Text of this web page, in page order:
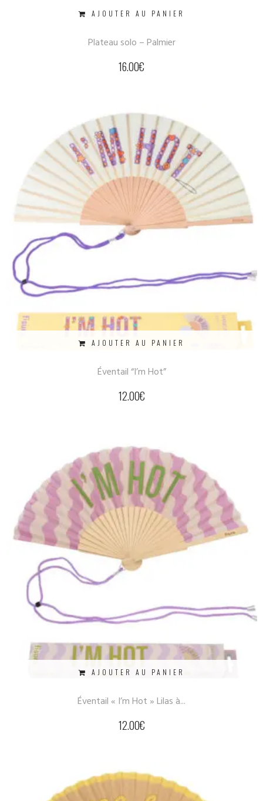
AJOUTER AU PANIER
Plateau solo – Palmier
16.00€
AJOUTER AU PANIER
Éventail “I’m Hot”
12.00€
AJOUTER AU PANIER
Éventail « I’m Hot » Lilas à...
12.00€